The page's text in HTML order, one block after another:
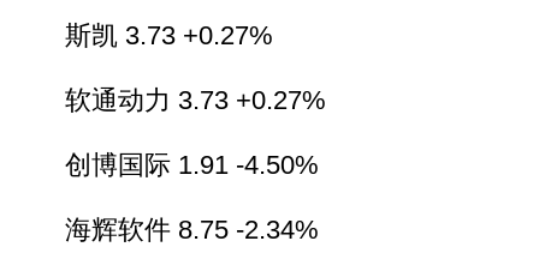
斯凯 3.73 +0.27%
软通动力 3.73 +0.27%
创博国际 1.91 -4.50%
海辉软件 8.75 -2.34%